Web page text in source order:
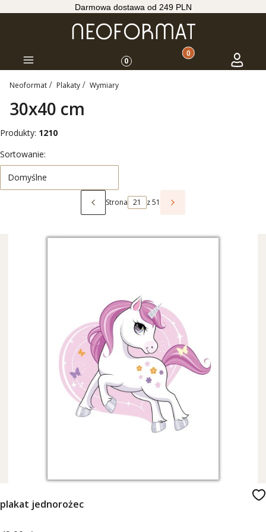
Darmowa dostawa od 249 PLN
Menu 0 Produkty w koszyku:
Koszyk Zaloguj
Neoformat Plakaty Wymiary
30x40 cm
Produkty: 1210
Lista produktów
Sortowanie:
Domyślne
Poprzednie produkty
Strona z 51 Następne produkty
plakat jednorożec